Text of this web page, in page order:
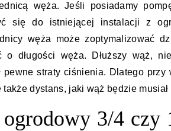
węża. Jeśli posiadamy
się do istniejącej instalacji z
węża może zoptymalizować
o długości węża. Dłuższy wąż,
pewne straty ciśnienia. Dlatego
dystans, jaki wąż będzie musiał
3/4 czy